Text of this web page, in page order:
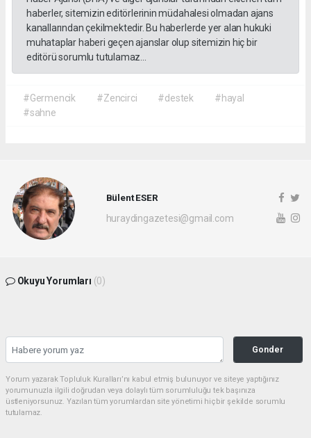
haberler, sitemizin editörlerinin müdahalesi olmadan ajans
kanallarından çekilmektedir. Bu haberlerde yer alan hukuki
muhataplar haberi geçen ajanslar olup sitemizin hiç bir
editörü sorumlu tutulamaz...
#Germencik #Zencirci #destek
#hayal
#sahne
Bülent ESER
huraydingazetesi@gmail.com
Okuyu Yorumları (0)
Gonder
Yorum yazarak Topluluk Kuralları’nı kabul etmiş bulunuyor ve siteye yaptığınız
yorumunuzla ilgili doğrudan veya dolaylı tüm sorumluluğu tek başınıza
üstleniyorsunuz. Yazılan tüm yorumlardan site yönetimi hiçbir şekilde sorumlu
tutulamaz.